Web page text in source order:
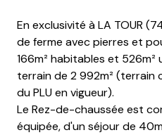
En exclusivité à LA TOUR
de ferme avec pierres et
166m² habitables et 526m²
terrain de 2 992m² (terrain
du PLU en vigueur).
Le Rez-de-chaussée est
équipée, d'un séjour de